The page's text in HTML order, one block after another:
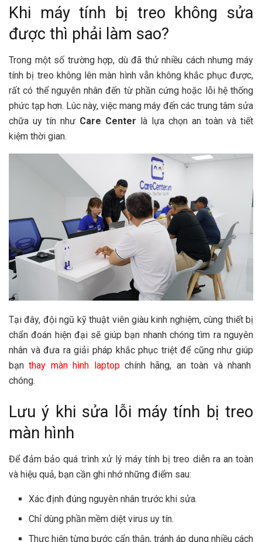
Khi máy tính bị treo không sửa
được thì phải làm sao?
Trong một số trường hợp, dù đã thử nhiều cách nhưng máy
tính bị treo không lên màn hình vẫn không khắc phục được,
rất có thể nguyên nhân đến từ phần cứng hoặc lỗi hệ thống
phức tạp hơn. Lúc này, việc mang máy đến các trung tâm sửa
chữa uy tín như Care Center là lựa chọn an toàn và tiết
kiệm thời gian.
Tại đây, đội ngũ kỹ thuật viên giàu kinh nghiệm, cùng thiết bị
chẩn đoán hiện đại sẽ giúp bạn nhanh chóng tìm ra nguyên
nhân và đưa ra giải pháp khắc phục triệt để cũng như giúp
bạnthay màn hình laptopchính hãng, an toàn và nhanh
chóng.
Lưu ý khi sửa lỗi máy tính bị treo
màn hình
Để đảm bảo quá trình xử lý máy tính bị treo diễn ra an toàn
và hiệu quả, bạn cần ghi nhớ những điểm sau:
Xác định đúng nguyên nhân trước khi sửa.
Chỉ dùng phần mềm diệt virus uy tín.
Thực hiện từng bước cẩn thận, tránh áp dụng nhiều cách